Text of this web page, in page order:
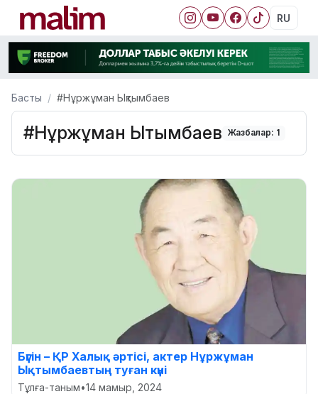
RU
Басты #Нұржұман Ықтымбаев
#Нұржұман Ықтымбаев Жазбалар: 1
Бүгін – ҚР Халық әртісі, актер Нұржұман
Ықтымбаевтың туған күні
Тұлға-таным•14 мамыр, 2024